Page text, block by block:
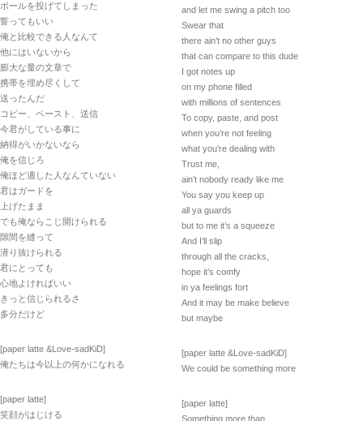
ボールを投げてしまった
誓ってもいい
俺と比較できる人なんて
他にはいないから
膨大な量の文章で
携帯を埋め尽くして
送ったんだ
コピー、ペースト、送信
今君がしている事に
納得がいかないなら
俺を信じろ
俺ほど適した人なんていない
君はガードを
上げたまま
でも俺ならこじ開けられる
隙間を縫って
潜り抜けられる
君にとっても
心地よければいい
きっと信じられるさ
多分だけど
[paper latte &Love-sadKiD]
俺たちは今以上の何かになれる
[paper latte]
笑顔がはじける
and let me swing a pitch too
Swear that
there ain’t no other guys
that can compare to this dude
I got notes up
on my phone filled
with millions of sentences
To copy, paste, and post
when you’re not feeling
what you’re dealing with
Trust me,
ain’t nobody ready like me
You say you keep up
all ya guards
but to me it’s a squeeze
And I’ll slip
through all the cracks,
hope it’s comfy
in ya feelings fort
And it may be make believe
but maybe
[paper latte &Love-sadKiD]
We could be something more
[paper latte]
Something more than